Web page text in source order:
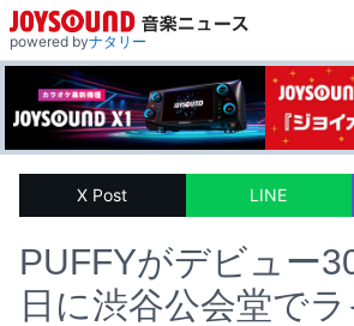
powered byナタリー
X Post LINE
PUFFYがデビュー
日に渋谷公会堂で